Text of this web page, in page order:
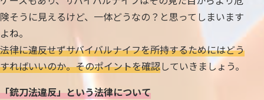
険そうに見えるけど、一体どうなの？と思ってしまいます
よね。
法律に違反せずサバイバルナイフを所持するためにはどう
すればいいのか。そのポイントを確認していきましょう。
「銃刀法違反」という法律について